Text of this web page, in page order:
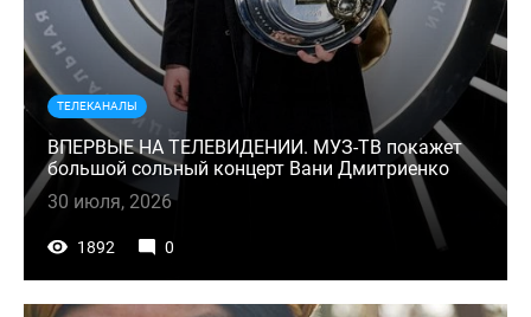
ТЕЛЕКАНАЛЫ
ВПЕРВЫЕ НА ТЕЛЕВИДЕНИИ. МУЗ-ТВ покажет
большой сольный концерт Вани Дмитриенко
30 июля, 2026
1892 0